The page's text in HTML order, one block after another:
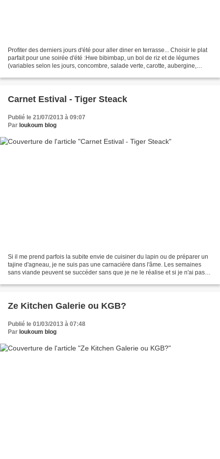
Profiter des derniers jours d'été pour aller diner en terrasse... Choisir le plat
parfait pour une soirée d'été :Hwe bibimbap, un bol de riz et de légumes
(variables selon les jours, concombre, salade verte, carotte, aubergine,
Carnet Estival - Tiger Steack
Publié le 21/07/2013 à 09:07
Par loukoum blog
Si il me prend parfois la subite envie de cuisiner du lapin ou de préparer un
tajine d'agneau, je ne suis pas une carnacière dans l'âme. Les semaines
sans viande peuvent se succéder sans que je ne le réalise et si je n'ai pas
Ze Kitchen Galerie ou KGB?
Publié le 01/03/2013 à 07:48
Par loukoum blog